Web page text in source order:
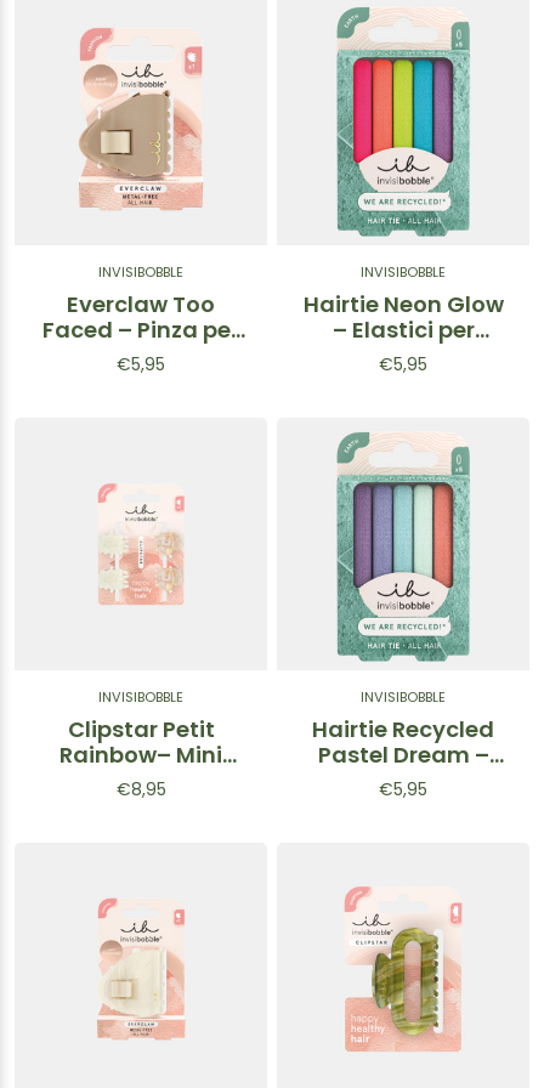
INVISIBOBBLE
Everclaw Too
Faced – Pinza per
capelli Beige
€5,95
INVISIBOBBLE
Hairtie Neon Glow
– Elastici per
capelli colorati 5
€5,95
INVISIBOBBLE
Clipstar Petit
Rainbow– Mini
pinze per capelli
€8,95
INVISIBOBBLE
Hairtie Recycled
Pastel Dream –
Elastici per capelli
€5,95